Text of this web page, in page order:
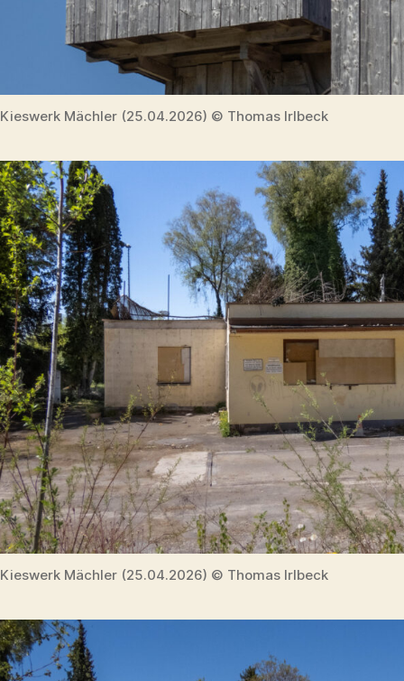
Kieswerk Mächler (25.04.2026) © Thomas Irlbeck
Kieswerk Mächler (25.04.2026) © Thomas Irlbeck